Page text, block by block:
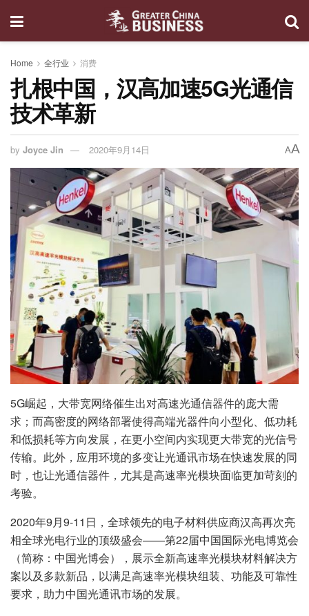
Home 全行业 消费
扎根中国，汉高加速5G光通信
技术革新
by Joyce Jin 2020年9月14日 AA
5G崛起，大带宽网络催生出对高速光通信器件的庞大需
求；而高密度的网络部署使得高端光器件向小型化、低功耗
和低损耗等方向发展，在更小空间内实现更大带宽的光信号
传输。此外，应用环境的多变让光通讯市场在快速发展的同
时，也让光通信器件，尤其是高速率光模块面临更加苛刻的
考验。
2020年9月9-11日，全球领先的电子材料供应商汉高再次亮
相全球光电行业的顶级盛会——第22届中国国际光电博览会
（简称：中国光博会），展示全新高速率光模块材料解决方
案以及多款新品，以满足高速率光模块组装、功能及可靠性
要求，助力中国光通讯市场的发展。